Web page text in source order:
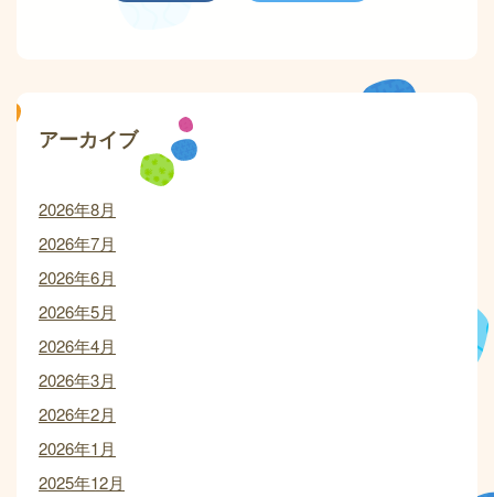
アーカイブ
2026年8月
2026年7月
2026年6月
2026年5月
2026年4月
2026年3月
2026年2月
2026年1月
2025年12月